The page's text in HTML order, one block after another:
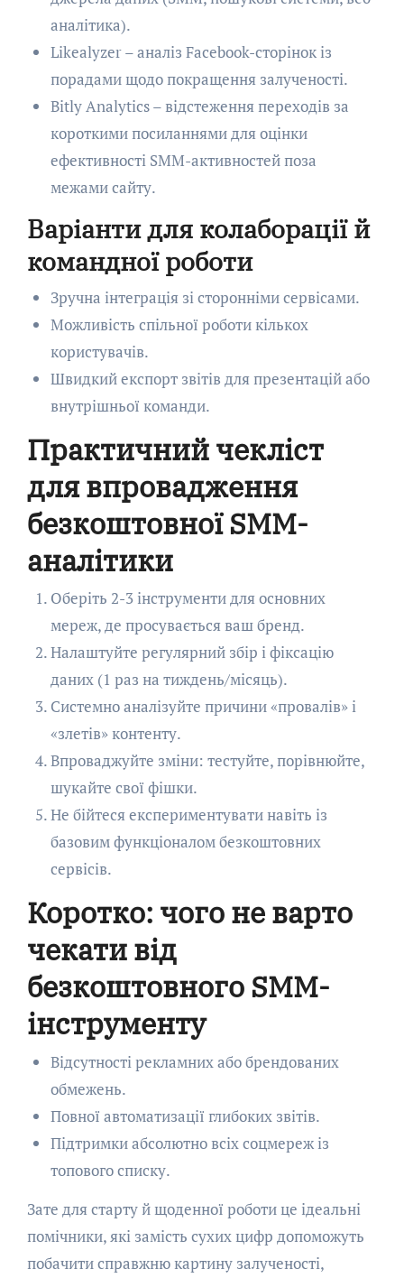
аналітика).
Likealyzer – аналіз Facebook-сторінок із
порадами щодо покращення залученості.
Bitly Analytics – відстеження переходів за
короткими посиланнями для оцінки
ефективності SMM-активностей поза
межами сайту.
Варіанти для колаборації й
командної роботи
Зручна інтеграція зі сторонніми сервісами.
Можливість спільної роботи кількох
користувачів.
Швидкий експорт звітів для презентацій або
внутрішньої команди.
Практичний чекліст
для впровадження
безкоштовної SMM-
аналітики
Оберіть 2-3 інструменти для основних
мереж, де просувається ваш бренд.
Налаштуйте регулярний збір і фіксацію
даних (1 раз на тиждень/місяць).
Системно аналізуйте причини «провалів» і
«злетів» контенту.
Впроваджуйте зміни: тестуйте, порівнюйте,
шукайте свої фішки.
Не бійтеся експериментувати навіть із
базовим функціоналом безкоштовних
сервісів.
Коротко: чого не варто
чекати від
безкоштовного SMM-
інструменту
Відсутності рекламних або брендованих
обмежень.
Повної автоматизації глибоких звітів.
Підтримки абсолютно всіх соцмереж із
топового списку.
Зате для старту й щоденної роботи це ідеальні
помічники, які замість сухих цифр допоможуть
побачити справжню картину залученості,